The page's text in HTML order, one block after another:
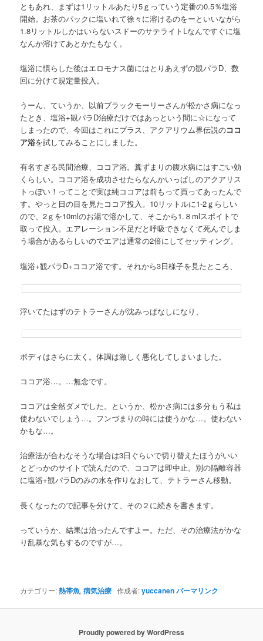
ともあれ、まずは1リットルあたり5ｇっていう定番の0.5％塩浴
開始。お茶のパックに塩いれて徐々に溶けるのをーといいながら
1.8リットルしかはいらないスドーのサテライトLなんですぐに塩
なんか溶けてあとかたもなく。
塩浴に慣らした後はエロモナス菌にはとりあえずの観パラD、数
回に分けて規定量投入。
うーん、ていうか、以前ブラックモーリーさんが松かさ病になっ
たとき、塩浴+観パラD治療だけではあっという間に☆になって
しまったので、今回はこれにプラス、アクアリウム界伝説のココ
ア浴を試してみることにしました。
有名すぎる民間治療、ココア浴。糞ずまりの腹水病にはすごい効
くらしい。ココア浴を成功させたらなんかいっぱしのアクアリス
トっぽい！ってことで実は純ココアは前もって買ってあったんで
す。やっと日の目を見たココア投入。10リットルに1-2ｇらしい
ので、2ｇを10mlのお湯で溶かして、そこから1.８mlスポイトで
取って投入。エアレーション不足だと呼吸できなくて死んでしま
う場合があるらしいのでエアは通常の2倍にしてセッティング。
塩浴+観パラD+ココア浴です。それから3日様子を見たところ、
浮いてたはずのテトラーさんが沈みっぱなしになり、
ボディはさらに太く。体調は激しく悪化してしまいました。
ココア浴…。…無念です。
ココアは全然ダメでした。というか、松かさ病には多分もう私は
使わないでしょう…。フンづまりの時には使うかな…。使わない
かもな…。
治療法が合わなそうな場合は3日ぐらいで切り替えたほうがいい
とどっかのサイトで読んだので、ココアは即中止。別の隔離容器
に塩浴+観パラDのみの水を作りなおして、テトラーさん移動。
長くなったので記事を分けて、その２に続きを書きます。
っていうか、結果は治ったんですよー。ただ、その治療法がかな
り乱暴な気もするのですが…。
カテゴリー:熱帯魚,病気治療 作成者:yuccanenパーマリンク
Proudly powered by WordPress